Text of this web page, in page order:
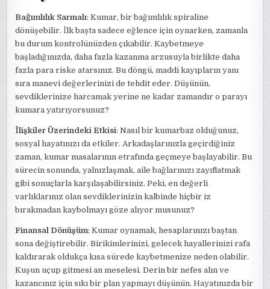
Bağımlılık Sarmalı: Kumar, bir bağımlılık spiraline
dönüşebilir. İlk başta sadece eğlence için oynarken, zamanla
bu durum kontrolünüzden çıkabilir. Kaybetmeye
başladığınızda, daha fazla kazanma arzusuyla birlikte daha
fazla para riske atarsınız. Bu döngü, maddi kayıpların yanı
sıra manevi değerlerinizi de tehdit eder. Düşünün,
sevdiklerinize harcamak yerine ne kadar zamandır o parayı
kumara yatırıyorsunuz?
İlişkiler Üzerindeki Etkisi: Nasıl bir kumarbaz olduğunuz,
sosyal hayatınızı da etkiler. Arkadaşlarınızla geçirdiğiniz
zaman, kumar masalarının etrafında geçmeye başlayabilir. Bu
sürecin sonunda, yalnızlaşmak, aile bağlarınızı zayıflatmak
gibi sonuçlarla karşılaşabilirsiniz. Peki, en değerli
varlıklarınız olan sevdiklerinizin kalbinde hiçbir iz
bırakmadan kaybolmayı göze alıyor musunuz?
Finansal Dönüşüm: Kumar oynamak, hesaplarınızı baştan
sona değiştirebilir. Birikimlerinizi, gelecek hayallerinizi rafa
kaldırarak oldukça kısa sürede kaybetmenize neden olabilir.
Kuşun uçup gitmesi an meselesi. Derin bir nefes alın ve
kazancınız için sıkı bir plan yapmayı düşünün. Hayatınızda bir